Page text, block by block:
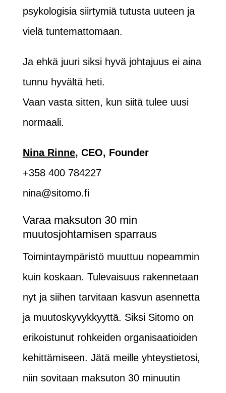
psykologisia siirtymiä tutusta uuteen ja
vielä tuntemattomaan.
Ja ehkä juuri siksi hyvä johtajuus ei aina
tunnu hyvältä heti.
Vaan vasta sitten, kun siitä tulee uusi
normaali.
Nina Rinne, CEO, Founder
+358 400 784227
nina@sitomo.fi
Varaa maksuton 30 min
muutosjohtamisen sparraus
Toimintaympäristö muuttuu nopeammin
kuin koskaan. Tulevaisuus rakennetaan
nyt ja siihen tarvitaan kasvun asennetta
ja muutoskyvykkyyttä. Siksi Sitomo on
erikoistunut rohkeiden organisaatioiden
kehittämiseen. Jätä meille yhteystietosi,
niin sovitaan maksuton 30 minuutin